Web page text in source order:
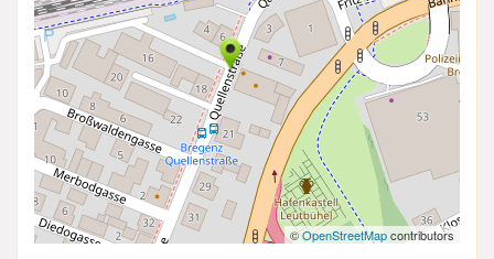
©OpenStreetMapcontributors